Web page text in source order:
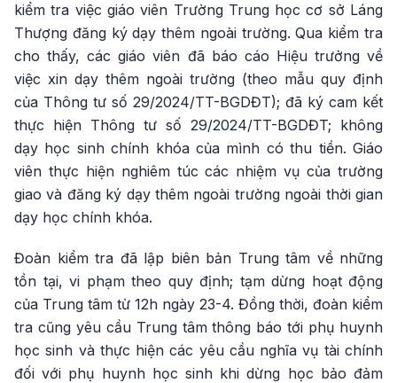
kiểm tra việc giáo viên Trường Trung học cơ sở Láng
Thượng đăng ký dạy thêm ngoài trường. Qua kiểm tra
cho thấy, các giáo viên đã báo cáo Hiệu trưởng về
việc xin dạy thêm ngoài trường (theo mẫu quy định
của Thông tư số 29/2024/TT-BGDĐT); đã ký cam kết
thực hiện Thông tư số 29/2024/TT-BGDĐT; không
dạy học sinh chính khóa của mình có thu tiền. Giáo
viên thực hiện nghiêm túc các nhiệm vụ của trường
giao và đăng ký dạy thêm ngoài trường ngoài thời gian
dạy học chính khóa.
Đoàn kiểm tra đã lập biên bản Trung tâm về những
tồn tại, vi phạm theo quy định; tạm dừng hoạt động
của Trung tâm từ 12h ngày 23-4. Đồng thời, đoàn kiểm
tra cũng yêu cầu Trung tâm thông báo tới phụ huynh
học sinh và thực hiện các yêu cầu nghĩa vụ tài chính
đối với phụ huynh học sinh khi dừng học bảo đảm